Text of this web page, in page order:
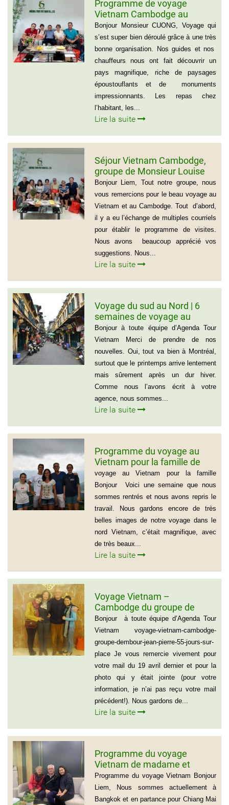
Programme de voyage
Vietnam Cambodge au
groupe de Madame CATHY et
les amis
Bonjour Monsieur CUONG, Voyage qui
s’est super bien déroulé grâce à une très
bonne organisation. Nos guides et nos
chauffeurs nous ont fait découvrir un
pays magnifique, riche de paysages
époustouflants et de monuments
impressionnants. Les repas chez
l’habitant, les...
Lire la suite
Séjour Vietnam Cambodge,
groupe de Monsieur Louise
De Seve, 3 semaines
Bonjour Liem, Tout notre groupe, nous
vous remercions pour le beau voyage au
Vietnam et au Cambodge. Tout d’abord,
il y a eu l’échange de multiples courriels
pour établir le programme de visites.
Nous avons beaucoup apprécié vos
suggestions. Nous...
Lire la suite
Voyage du sud au Nord | 6
semaines de voyage au
Vietnam – Madame
Marguerite Côté et Monsieur
Gérald Lafleur – 001 514-355-
9066
Bonjour à toute équipe d’Agenda Tour
Vietnam Merci de prendre de nos
nouvelles. Oui, tout va bien à Montréal,
surtout que le printemps arrive lentement
mais sûrement après un dur hiver.
Comme nous l’avons écrit à votre
agence, nous sommes...
Lire la suite
Programme du voyage au
Vietnam pour la famille de
Mme BEAUGRAND
voyage au Vietnam pour la famille
Bonjour Voici une semaine que nous
sommes rentrés et nous avons repris le
travail. Nous gardons encore de très
belles images de notre voyage dans le
nord Vietnam, c’était magnifique, avec
de très beaux...
Lire la suite
Voyage Vietnam –
Cambodge du groupe de
madame et Monsieur
DEMBOUR JEAN-PIERRE (55
jours sur place)
Bonjour à toute équipe d’Agenda Tour
Vietnam voyage-vietnam-cambodge-
groupe-dembour-jean-pierre-55-jours-sur-
place Je vous remercie vivement pour
votre mail du 19 avril dernier et pour la
photo qui y était jointe (pour votre
information, je n’ai pas reçu votre mail
précédent!). Nous gardons de...
Lire la suite
Programme du voyage
Vietnam de madame et
Monsieur Michel et Michèle
LEROUX
Programme du voyage Vietnam Bonjour
Liem, Nous sommes actuellement à
Bangkok et en partance pour Chiang Mai